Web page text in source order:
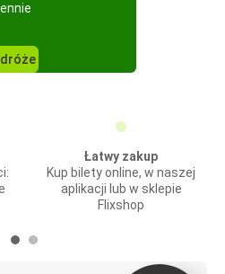
Łatwy zakup
Kup bilety online, w naszej
aplikacji lub w sklepie
Flixshop